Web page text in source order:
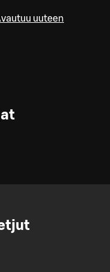
uuteen